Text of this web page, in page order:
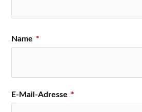
Name *
E-Mail-Adresse *